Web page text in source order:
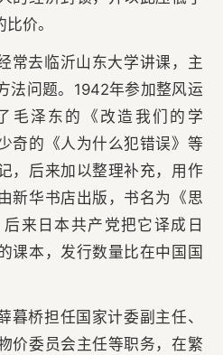
价。
常去临沂山东大学讲课，主
法问题。1942年参加整风运
毛泽东的《改造我们的学
奇的《人为什么犯错误》等
，后来加以整理补充，用作
新华书店出版，书名为《思
来日本共产党把它译成日
课本，发行数量比在中国国
暮桥担任国家计委副主任、
价委员会主任等职务，在繁